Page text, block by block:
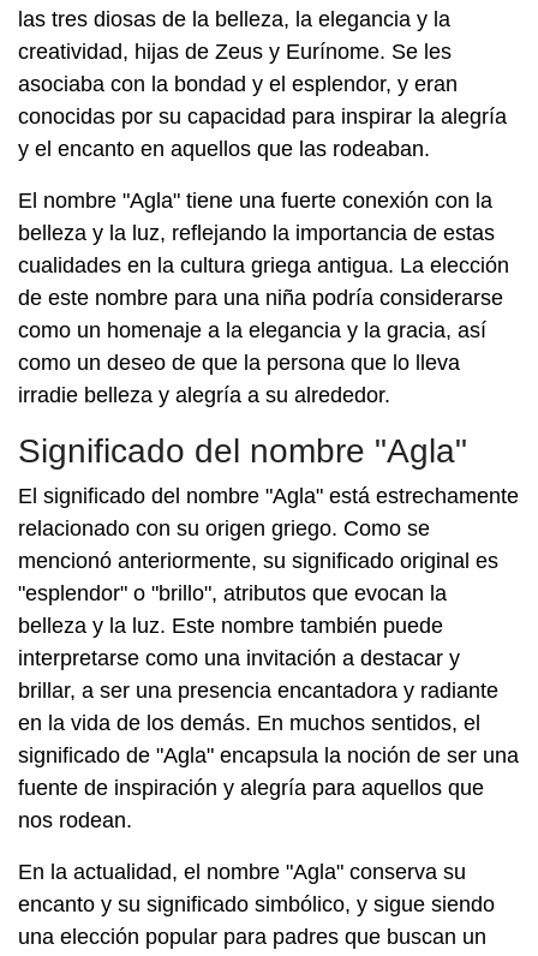
las tres diosas de la belleza, la elegancia y la
creatividad, hijas de Zeus y Eurínome. Se les
asociaba con la bondad y el esplendor, y eran
conocidas por su capacidad para inspirar la alegría
y el encanto en aquellos que las rodeaban.
El nombre "Agla" tiene una fuerte conexión con la
belleza y la luz, reflejando la importancia de estas
cualidades en la cultura griega antigua. La elección
de este nombre para una niña podría considerarse
como un homenaje a la elegancia y la gracia, así
como un deseo de que la persona que lo lleva
irradie belleza y alegría a su alrededor.
Significado del nombre "Agla"
El significado del nombre "Agla" está estrechamente
relacionado con su origen griego. Como se
mencionó anteriormente, su significado original es
"esplendor" o "brillo", atributos que evocan la
belleza y la luz. Este nombre también puede
interpretarse como una invitación a destacar y
brillar, a ser una presencia encantadora y radiante
en la vida de los demás. En muchos sentidos, el
significado de "Agla" encapsula la noción de ser una
fuente de inspiración y alegría para aquellos que
nos rodean.
En la actualidad, el nombre "Agla" conserva su
encanto y su significado simbólico, y sigue siendo
una elección popular para padres que buscan un